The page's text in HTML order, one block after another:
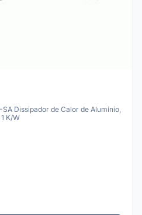
Dissipador de Calor de Alumínio,
K/W